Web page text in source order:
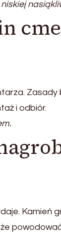
Zasady
i odbiór.
Kamień